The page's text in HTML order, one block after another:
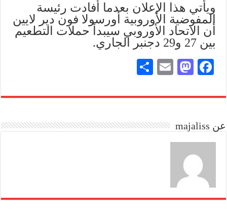
ويأتي هذا الإعلان بعدما أفادت رئيسة
المفوضية الأوروبية أورسولا فون دير لايين
أن الاتحاد الأوروبي سيبدأ حملات التطعيم
بين 27 و29 دجنبر الجاري.
Fa
bo
M
to
n
E
ail
re
عن majaliss